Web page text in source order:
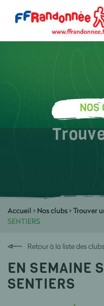
NOS
Accueil > Nos clubs>Trouver
SENTIERS
Retour à la liste des clubs
EN SEMAINE
SENTIERS